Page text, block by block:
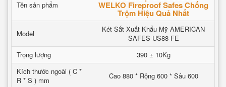
Tên sản phẩm WELKO Fireproof Safes Chống
Trộm Hiệu Quả Nhất
Model
Két Sắt Xuất Khẩu Mỹ AMERICAN
SAFES US88 FE
Trọng lượng
390 ± 10Kg
Kích thước ngoài ( C *
R * S ) mm
Cao 880 * Rộng 600 * Sâu 600